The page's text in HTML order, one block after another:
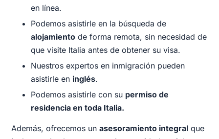
en línea.
Podemos asistirle en la búsqueda de
alojamiento de forma remota, sin necesidad de
que visite Italia antes de obtener su visa.
Nuestros expertos en inmigración pueden
asistirle en inglés.
Podemos asistirle con su permiso de
residencia en toda Italia.
Además, ofrecemos unasesoramiento integral que